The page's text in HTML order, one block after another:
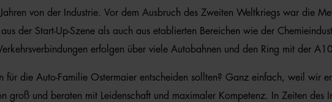
von der Industrie. Vor dem Ausbruch des Zweiten Weltkriegs war die
der Start-Up-Szene als auch aus etablierten Bereichen wie der
erfolgen über viele Autobahnen und den Ring mit der
die Auto-Familie Ostermaier entscheiden sollten? Ganz einfach, weil wir
groß und beraten mit Leidenschaft und maximaler Kompetenz. In Zeiten